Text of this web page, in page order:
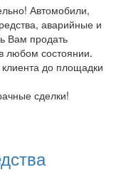
Автомобили,
аварийные и
Вам продать
любом состоянии.
клиента до площадки
сделки!